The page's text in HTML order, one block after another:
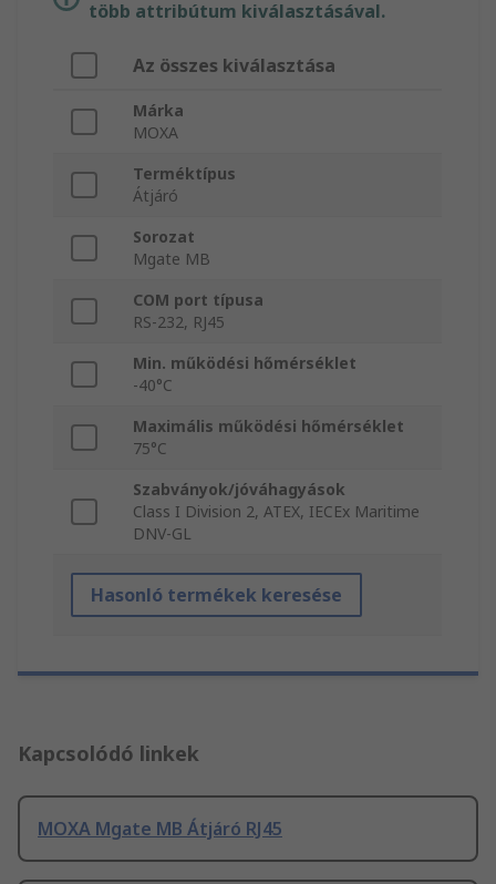
több attribútum kiválasztásával.
Az összes kiválasztása
Márka
MOXA
Terméktípus
Átjáró
Sorozat
Mgate MB
COM port típusa
RS-232, RJ45
Min. működési hőmérséklet
-40°C
Maximális működési hőmérséklet
75°C
Szabványok/jóváhagyások
Class I Division 2, ATEX, IECEx Maritime
DNV-GL
Hasonló termékek keresése
Kapcsolódó linkek
MOXA Mgate MB Átjáró RJ45